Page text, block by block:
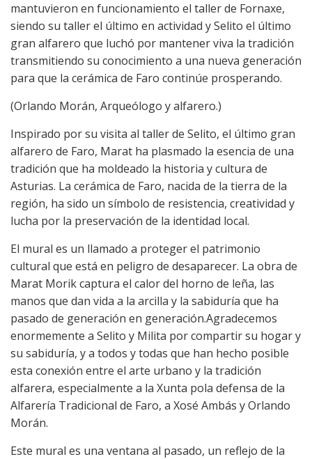
mantuvieron en funcionamiento el taller de Fornaxe,
siendo su taller el último en actividad y Selito el último
gran alfarero que luchó por mantener viva la tradición
transmitiendo su conocimiento a una nueva generación
para que la cerámica de Faro continúe prosperando.
(Orlando Morán, Arqueólogo y alfarero.)
Inspirado por su visita al taller de Selito, el último gran
alfarero de Faro, Marat ha plasmado la esencia de una
tradición que ha moldeado la historia y cultura de
Asturias. La cerámica de Faro, nacida de la tierra de la
región, ha sido un símbolo de resistencia, creatividad y
lucha por la preservación de la identidad local.
El mural es un llamado a proteger el patrimonio
cultural que está en peligro de desaparecer. La obra de
Marat Morik captura el calor del horno de leña, las
manos que dan vida a la arcilla y la sabiduría que ha
pasado de generación en generación.Agradecemos
enormemente a Selito y Milita por compartir su hogar y
su sabiduría, y a todos y todas que han hecho posible
esta conexión entre el arte urbano y la tradición
alfarera, especialmente a la Xunta pola defensa de la
Alfarería Tradicional de Faro, a Xosé Ambás y Orlando
Morán.
Este mural es una ventana al pasado, un reflejo de la